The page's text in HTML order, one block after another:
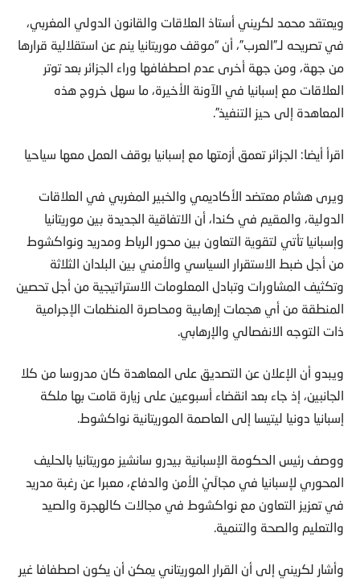
ويعتقد محمد لكريني أستاذ العلاقات والقانون الدولي المغربي،
في تصريحه لـ”العرب”، أن “موقف موريتانيا ينم عن استقلالية قرارها
من جهة، ومن جهة أخرى عدم اصطفافها وراء الجزائر بعد توتر
العلاقات مع إسبانيا في الآونة الأخيرة، ما سهل خروج هذه
المعاهدة إلى حيز التنفيذ”.
اقرأ أيضا: الجزائر تعمق أزمتها مع إسبانيا بوقف العمل معها سياحيا
ويرى هشام معتضد الأكاديمي والخبير المغربي في العلاقات
الدولية، والمقيم في كندا، أن الاتفاقية الجديدة بين موريتانيا
وإسبانيا تأتي لتقوية التعاون بين محور الرباط ومدريد ونواكشوط
من أجل ضبط الاستقرار السياسي والأمني بين البلدان الثلاثة
وتكثيف المشاورات وتبادل المعلومات الاستراتيجية من أجل تحصين
المنطقة من أي هجمات إرهابية ومحاصرة المنظمات الإجرامية
ذات التوجه الانفصالي والإرهابي.
ويبدو أن الإعلان عن التصديق على المعاهدة كان مدروسا من كلا
الجانبين، إذ جاء بعد انقضاء أسبوعين على زيارة قامت بها ملكة
إسبانيا دونيا ليتيسا إلى العاصمة الموريتانية نواكشوط.
ووصف رئيس الحكومة الإسبانية بيدرو سانشيز موريتانيا بالحليف
المحوري لإسبانيا في مجالَيْ الأمن والدفاع، معبرا عن رغبة مدريد
في تعزيز التعاون مع نواكشوط في مجالات كالهجرة والصيد
والتعليم والصحة والتنمية.
وأشار لكريني إلى أن القرار الموريتاني يمكن أن يكون اصطفافا غير